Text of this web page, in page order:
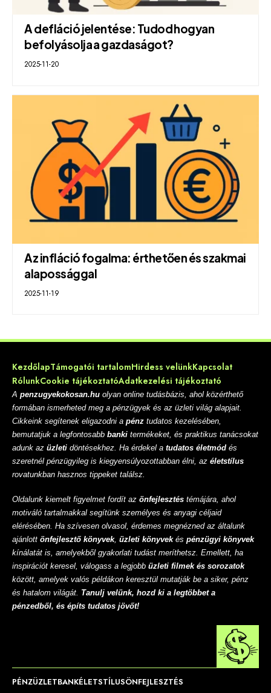
A defláció jelentése: Tudod hogyan
befolyásolja a gazdaságot?
2025-11-20
Az infláció fogalma: érthetően és szakmai
alapossággal
2025-11-19
KezdőlapTámogatói tartalomHirdess velünkKapcsolat
RólunkCookie tájékoztatóAdatkezelési tájékoztató
A penzugyekokosan.hu olyan online tudásbázis, ahol közérthető
formában ismerheted meg a pénzügyek és az üzleti világ alapjait.
Cikkeink segítenek eligazodni a pénz tudatos kezelésében,
bemutatjuk a legfontosabb banki termékeket, és praktikus tanácsokat
adunk az üzleti döntésekhez. Ha érdekel a tudatos életmód és
szeretnél pénzügyileg is kiegyensúlyozottabban élni, az életstílus
rovatunkban hasznos tippeket találsz.
Oldalunk kiemelt figyelmet fordít az önfejlesztés témájára, ahol
motiváló tartalmakkal segítünk személyes és anyagi céljaid
elérésében. Ha szívesen olvasol, érdemes megnézned az általunk
ajánlott önfejlesztő könyvek, üzleti könyvekés pénzügyi könyvek
kínálatát is, amelyekből gyakorlati tudást meríthetsz. Emellett, ha
inspirációt keresel, válogass a legjobb üzleti filmek és sorozatok
között, amelyek valós példákon keresztül mutatják be a siker, pénz
és hatalom világát. Tanulj velünk, hozd ki a legtöbbet a
pénzedből, és építs tudatos jövőt!
PÉNZÜZLETBANKÉLETSTÍLUSÖNFEJLESZTÉS